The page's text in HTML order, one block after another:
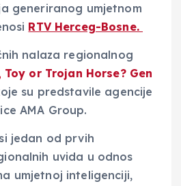
generiranog umjetnom
RTV Herceg-Bosne.
nalaza regionalnog
Toy or Trojan Horse? Gen
su predstavile agencije
AMA Group.
jedan od prvih
uvida u odnos
umjetnoj inteligenciji,